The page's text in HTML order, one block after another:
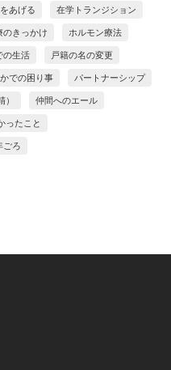
あげる
在学トランジション
のきっかけ
ホルモン療法
の生活
戸籍の名の変更
での困り事
パートナーシップ
仲間へのエール
ったこと
ごろ